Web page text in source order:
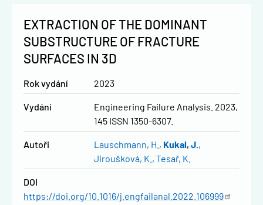
EXTRACTION OF THE DOMINANT
SUBSTRUCTURE OF FRACTURE
SURFACES IN 3D
Rok vydání 2023
Vydání
Engineering Failure Analysis. 2023,
145 ISSN 1350-6307.
Autoři Lauschmann, H.
Kukal, J.
Jiroušková, K.
Tesař, K.
DOI
https://doi.org/10.1016/j.engfailanal.2022.106999